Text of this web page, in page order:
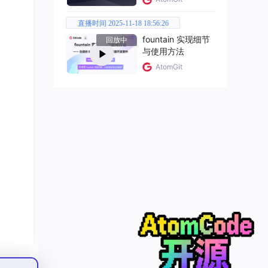
与
直播时间 2025-11-18 18:56:26
回放中
fountain 实现细节
与使用方法
AtomGit